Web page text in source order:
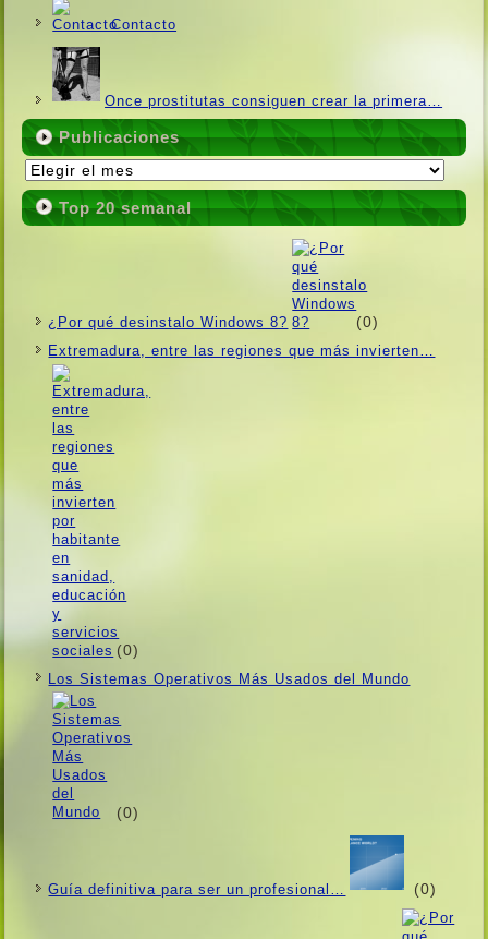
Contacto
Once prostitutas consiguen crear la primera…
Publicaciones
Publicaciones
Top 20 semanal
¿Por qué desinstalo Windows 8? (0)
Extremadura, entre las regiones que más invierten…
(0)
Los Sistemas Operativos Más Usados ​​del Mundo
(0)
Guí­a definitiva para ser un profesional… (0)